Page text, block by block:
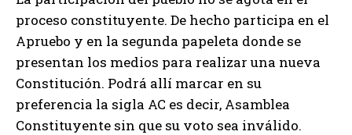
proceso constituyente. De hecho participa en el
Apruebo y en la segunda papeleta donde se
presentan los medios para realizar una nueva
Constitución. Podrá allí marcar en su
preferencia la sigla AC es decir, Asamblea
Constituyente sin que su voto sea inválido.